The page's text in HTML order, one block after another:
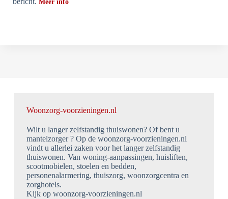
Meer info
Woonzorg-voorzieningen.nl
Wilt u langer zelfstandig thuiswonen? Of bent u
mantelzorger ? Op de woonzorg-voorzieningen.nl
vindt u allerlei zaken voor het langer zelfstandig
thuiswonen. Van woning-aanpassingen, huisliften,
scootmobielen, stoelen en bedden,
personenalarmering, thuiszorg, woonzorgcentra en
zorghotels.
Kijk op woonzorg-voorzieningen.nl